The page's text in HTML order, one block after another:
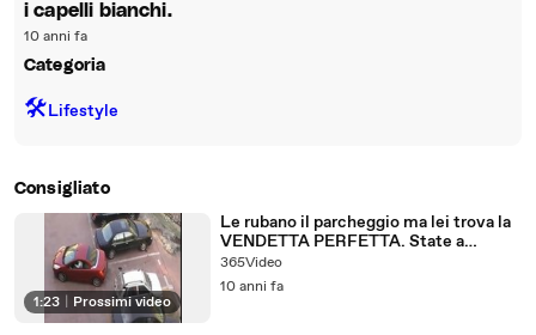
i capelli bianchi.
10 anni fa
Categoria
🛠️Lifestyle
Consigliato
1:23 Prossimi video
Le rubano il parcheggio ma lei trova la
VENDETTA PERFETTA. State a
vedere!
365Video
10 anni fa